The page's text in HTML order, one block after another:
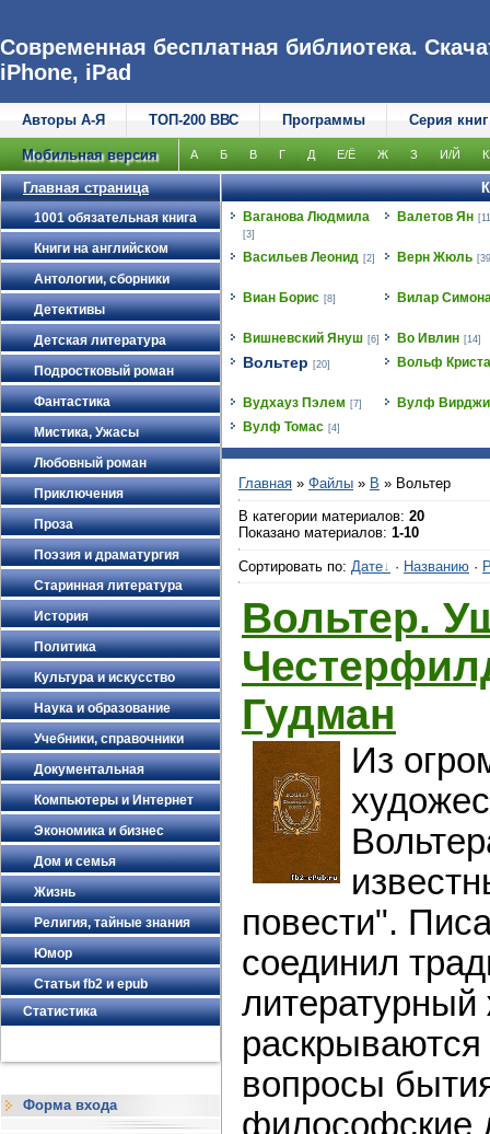
Современная бесплатная библиотека.
iPhone, iPad
Авторы А-Я ТОП-200 ВВС Программы Серия книг
Мобильная версия А Б В Г Д Е/Ё Ж З И/Й К
Главная страница
1001 обязательная книга
Книги на английском
Антологии, сборники
Детективы
Детская литература
Подростковый роман
Фантастика
Мистика, Ужасы
Любовный роман
Приключения
Проза
Поэзия и драматургия
Старинная литература
История
Политика
Культура и искусство
Наука и образование
Учебники, справочники
Документальная
Компьютеры и Интернет
Экономика и бизнес
Дом и семья
Жизнь
Религия, тайные знания
Юмор
Статьи fb2 и epub
Статистика
Форма входа
Ваганова Людмила
[3]
Валетов Ян
Васильев Леонид [2] Верн Жюль
Виан Борис [8] Вилар
Вишневский Януш [6] Во Ивлин [14]
Вольтер [20] Вольф Криста
Вудхауз Пэлем [7]
Вулф
Вулф Томас [4]
Главная » Файлы » В » Вольтер
В категории материалов: 20
Показано материалов: 1-10
Сортировать по: Дате · Названию ·
Вольтер.
Гудман
Из
повести".
соединил
литературный
вопросы
философские